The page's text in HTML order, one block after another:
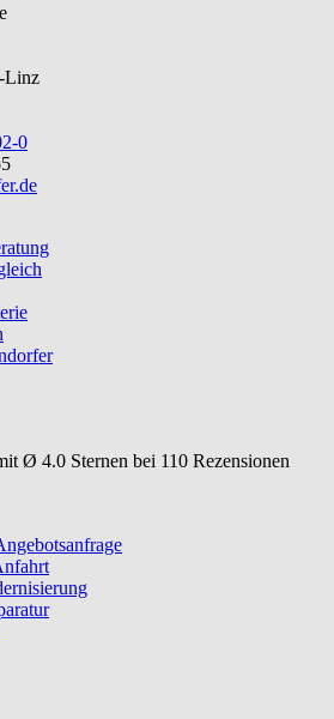
Linz
0
Ø 4.0 Sternen bei 110 Rezensionen